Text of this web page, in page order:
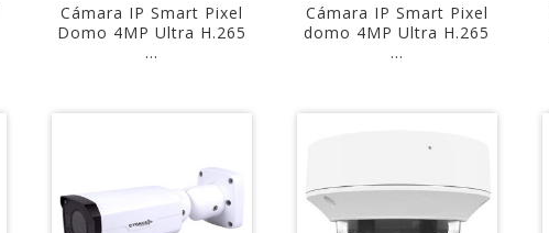
Cámara IP Smart Pixel
Domo 4MP Ultra H.265
...
Cámara IP Smart Pixel
domo 4MP Ultra H.265
...